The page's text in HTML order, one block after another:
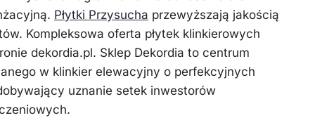
Płytki Przysucha przewyższają jakością
Kompleksowa oferta płytek klinkierowych
dekordia.pl. Sklep Dekordia to centrum
w klinkier elewacyjny o perfekcyjnych
uznanie setek inwestorów